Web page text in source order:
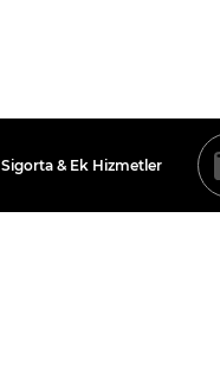
Sigorta & Ek Hizmetler